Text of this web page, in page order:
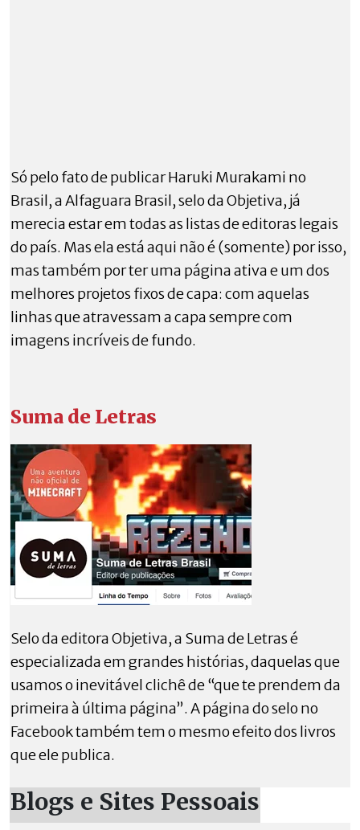
Só pelo fato de publicar Haruki Murakami no
Brasil, a Alfaguara Brasil, selo da Objetiva, já
merecia estar em todas as listas de editoras legais
do país. Mas ela está aqui não é (somente) por isso,
mas também por ter uma página ativa e um dos
melhores projetos fixos de capa: com aquelas
linhas que atravessam a capa sempre com
imagens incríveis de fundo.
Suma de Letras
Selo da editora Objetiva, a Suma de Letras é
especializada em grandes histórias, daquelas que
usamos o inevitável clichê de “que te prendem da
primeira à última página”. A página do selo no
Facebook também tem o mesmo efeito dos livros
que ele publica.
Blogs e Sites Pessoais